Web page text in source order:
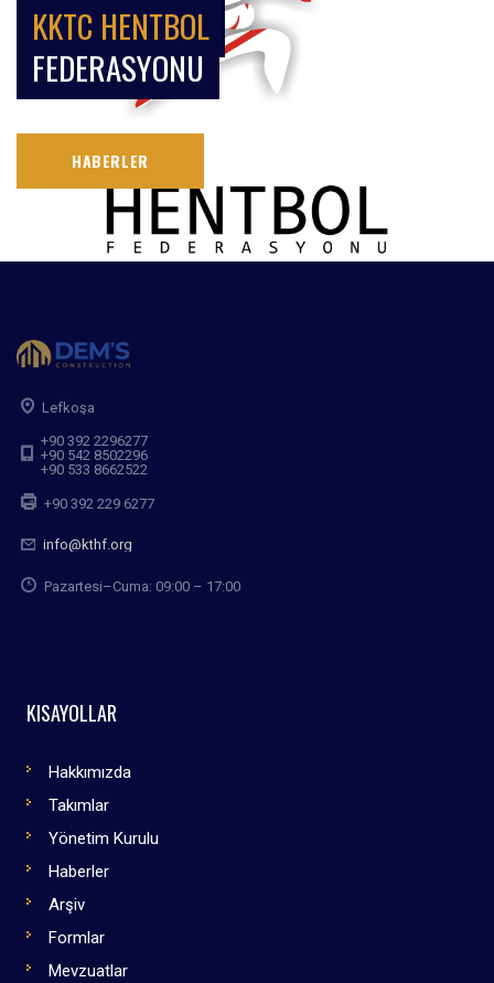
KKTC HENTBOL
FEDERASYONU
HABERLER
Lefkoşa
+90 392 2296277
+90 542 8502296
+90 533 8662522
+90 392 229 6277
info@kthf.org
Pazartesi–Cuma: 09:00 – 17:00
KISAYOLLAR
Hakkımızda
Takımlar
Yönetim Kurulu
Haberler
Arşiv
Formlar
Mevzuatlar